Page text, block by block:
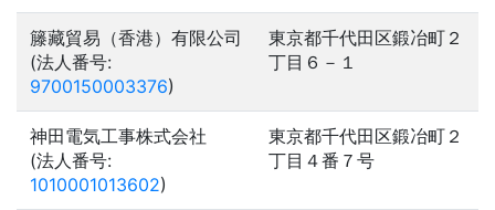
籐藏貿易（香港）有限公司
(法人番号:
9700150003376)
東京都千代田区鍛冶町２
丁目６－１
神田電気工事株式会社
(法人番号:
1010001013602)
東京都千代田区鍛冶町２
丁目４番７号